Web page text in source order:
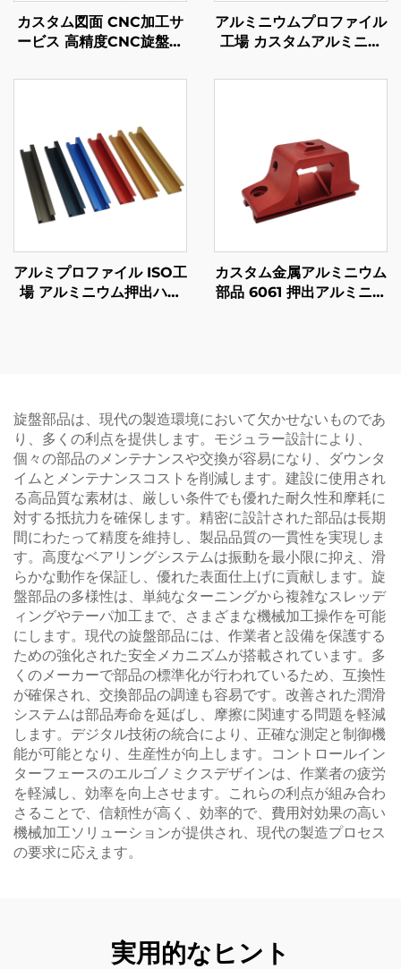
カスタム図面 CNC加工サ
ービス 高精度CNC旋盤加
品
アルミニウムプロファイル
工場 カスタムアルミニウ
シンク
アルミプロファイル ISO工
場 アルミニウム押出ハン
カスタム金属アルミニウム
部品 6061 押出アルミニウ
旋盤部品は、現代の製造環境において欠かせないものであ
り、多くの利点を提供します。モジュラー設計により、
個々の部品のメンテナンスや交換が容易になり、ダウンタ
イムとメンテナンスコストを削減します。建設に使用され
る高品質な素材は、厳しい条件でも優れた耐久性和摩耗に
対する抵抗力を確保します。精密に設計された部品は長期
間にわたって精度を維持し、製品品質の一貫性を実現しま
す。高度なベアリングシステムは振動を最小限に抑え、滑
らかな動作を保証し、優れた表面仕上げに貢献します。旋
盤部品の多様性は、単純なターニングから複雑なスレッデ
ィングやテーパ加工まで、さまざまな機械加工操作を可能
にします。現代の旋盤部品には、作業者と設備を保護する
ための強化された安全メカニズムが搭載されています。多
くのメーカーで部品の標準化が行われているため、互換性
が確保され、交換部品の調達も容易です。改善された潤滑
システムは部品寿命を延ばし、摩擦に関連する問題を軽減
します。デジタル技術の統合により、正確な測定と制御機
能が可能となり、生産性が向上します。コントロールイン
ターフェースのエルゴノミクスデザインは、作業者の疲労
を軽減し、効率を向上させます。これらの利点が組み合わ
さることで、信頼性が高く、効率的で、費用対効果の高い
機械加工ソリューションが提供され、現代の製造プロセス
の要求に応えます。
実用的なヒント